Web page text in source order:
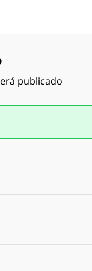
publicado